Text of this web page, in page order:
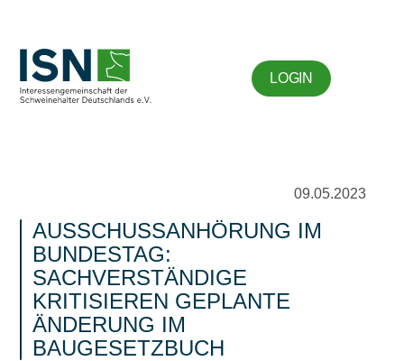
LOGIN
09.05.2023
AUSSCHUSSANHÖRUNG IM
BUNDESTAG:
SACHVERSTÄNDIGE
KRITISIEREN GEPLANTE
ÄNDERUNG IM
BAUGESETZBUCH